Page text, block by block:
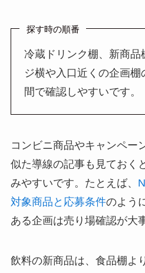
探す時の順番
冷蔵ドリンク棚、新商品
ジ横や入口近くの企画
間で確認しやすいです。
コンビニ商品やキャンペー
似た導線の記事も見ておく
みやすいです。たとえば、
対象商品と応募条件のよう
ある企画は売り場確認が大
飲料の新商品は、食品棚よ